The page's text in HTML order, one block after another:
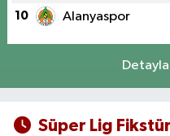
10 Alanyaspor
Süper Lig Fikstür